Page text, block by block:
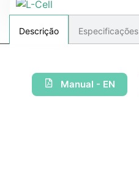
Descrição Especificações
Manual - EN